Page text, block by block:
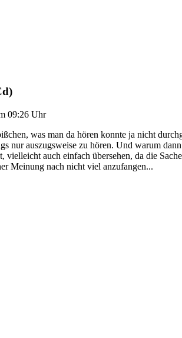
09:26 Uhr
was man da hören konnte ja nicht
nur auszugsweise zu hören. Und warum
auch einfach übersehen, da die
Meinung nach nicht viel anzufangen...